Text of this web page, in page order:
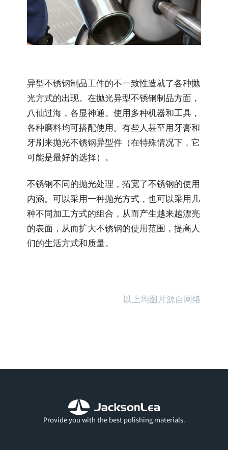
异型不锈钢制品工件的不一致性造就了各种抛
光方式的出现。在抛光异型不锈钢制品方面，
八仙过海，各显神通。使用多种机器和工具，
各种磨料均可搭配使用。有些人甚至用牙膏和
牙刷来抛光不锈钢异型件（在特殊情况下，它
可能是最好的选择）。
不锈钢不同的抛光处理，拓宽了不锈钢的使用
内涵。可以采用一种抛光方式，也可以采用几
种不同加工方式的组合，从而产生越来越漂亮
的表面，从而扩大不锈钢的使用范围，提高人
们的生活方式和质量。
以上均图片源自网络
Provide you with the best polishing materials.